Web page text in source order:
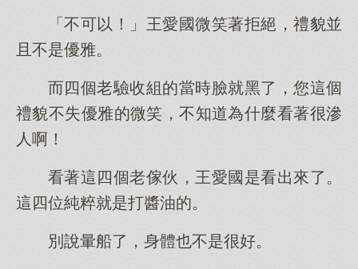
「不可以！」王愛國微笑著拒絕，禮貌並
且不是優雅。
而四個老驗收組的當時臉就黑了，您這個
禮貌不失優雅的微笑，不知道為什麼看著很滲
人啊！
看著這四個老傢伙，王愛國是看出來了。
這四位純粹就是打醬油的。
別說暈船了，身體也不是很好。